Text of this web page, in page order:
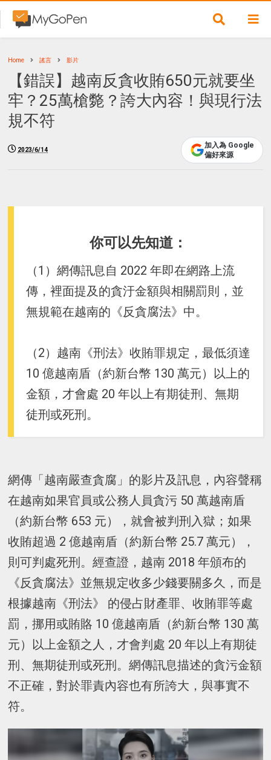
Home 謠言 影片
【錯誤】越南反貪收賄650元就要坐
牢？25萬槍斃？誇大內容！與現行法
規不符
2023/6/14
加入為 Google
偏好來源
你可以先知道：
（1）網傳訊息自 2022 年即在網路上流
傳，裡面提及的貪汙金額與相關罰則，並
無規範在越南的《反貪腐法》中。
（2）越南《刑法》收賄罪規定，最低須達
10 億越南盾（約新台幣 130 萬元）以上的
金額，才會處 20 年以上有期徒刑、無期
徒刑或死刑。
網傳「越南嚴查貪腐」的影片及訊息，內容聲稱
在越南如果官員或公務人員貪污 50 萬越南盾
（約新台幣 653 元），就會被判刑入獄；如果
收賄超過 2 億越南盾（約新台幣 25.7 萬元），
則可判處死刑。經查證，越南 2018 年頒布的
《反貪腐法》並無規定收多少錢要關多久，而是
根據越南《刑法》 的侵占財產罪、收賄罪等處
罰，挪用或賄賂 10 億越南盾（約新台幣 130 萬
元）以上金額之人，才會判處 20 年以上有期徒
刑、無期徒刑或死刑。網傳訊息描述的貪污金額
不正確，對於罪責內容也有所誇大，與事實不
符。